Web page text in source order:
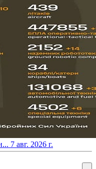
7 авг. 2026 г.